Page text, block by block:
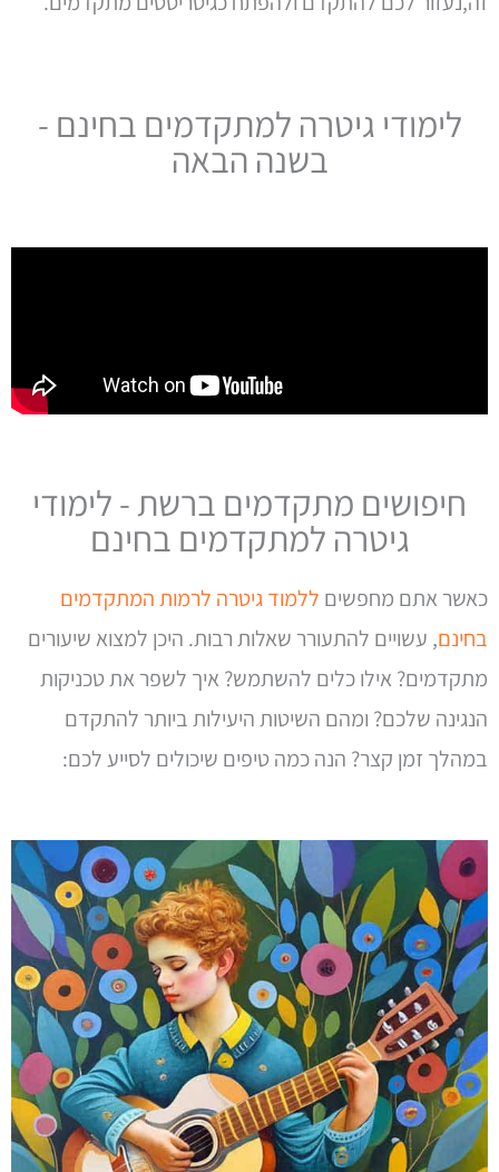
לימודי גיטרה למתקדמים בחינם -
בשנה הבאה
חיפושים מתקדמים ברשת - לימודי
גיטרה למתקדמים בחינם
כאשר אתם מחפשים ללמוד גיטרה לרמות המתקדמים
בחינם, עשויים להתעורר שאלות רבות. היכן למצוא שיעורים
מתקדמים? אילו כלים להשתמש? איך לשפר את טכניקות
הנגינה שלכם? ומהם השיטות היעילות ביותר להתקדם
במהלך זמן קצר? הנה כמה טיפים שיכולים לסייע לכם: